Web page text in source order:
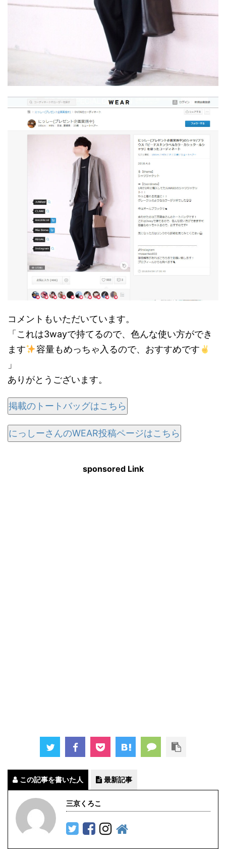
コメントもいただいています。
「これは3wayで持てるので、色んな使い方ができ
ます
容量もめっちゃ入るので、おすすめです
」
ありがとうございます。
掲載のトートバッグはこちら
にっしーさんのWEAR投稿ページはこちら
sponsored Link
この記事を書いた人 最新記事
三京くろこ